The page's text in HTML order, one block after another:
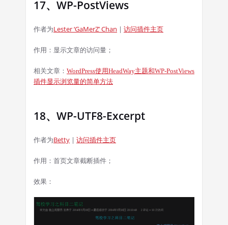
17、WP-PostViews
作者为Lester ‘GaMerZ’ Chan | 访问插件主页
作用：显示文章的访问量；
相关文章： WordPress使用HeadWay主题和WP-PostViews
插件显示浏览量的简单方法
18、WP-UTF8-Excerpt
作者为Betty | 访问插件主页
作用：首页文章截断插件；
效果：